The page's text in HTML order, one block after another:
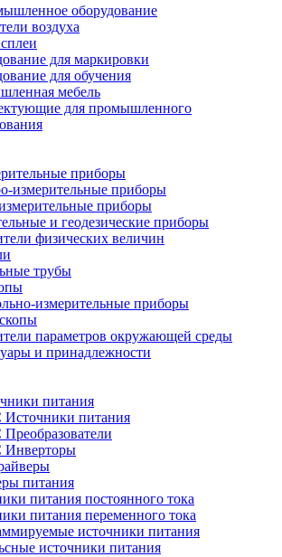
оборудование
воздуха
для маркировки
для обучения
мебель
для промышленного
приборы
измерительные приборы
приборы
и геодезические приборы
физических величин
трубы
измерительные приборы
параметров окружающей среды
и принадлежности
питания
Источники питания
Инверторы
питания
питания постоянного тока
питания переменного тока
источники питания
источники питания